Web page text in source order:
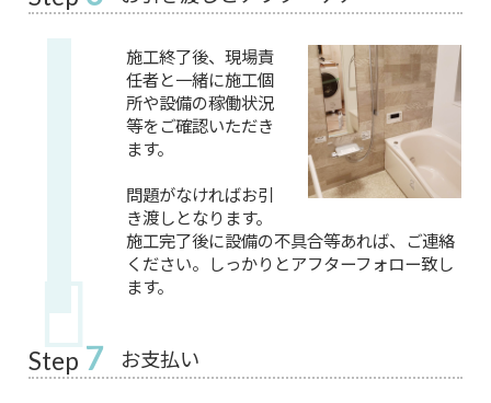
施工終了後、現場責
任者と一緒に施工個
所や設備の稼働状況
等をご確認いただき
ます。
問題がなければお引
き渡しとなります。
施工完了後に設備の不具合等あれば、ご連絡
ください。しっかりとアフターフォロー致し
ます。
Step 7 お支払い